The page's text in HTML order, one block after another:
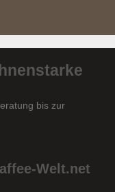
bis zur
Welt.net